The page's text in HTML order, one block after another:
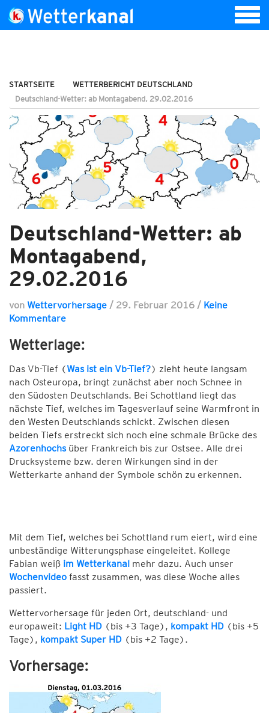
STARTSEITE
WETTERBERICHT DEUTSCHLAND
Deutschland-Wetter: ab Montagabend, 29.02.2016
Deutschland-Wetter: ab
Montagabend,
29.02.2016
von Wettervorhersage / 29. Februar 2016 / Keine
Kommentare
Wetterlage:
Das Vb-Tief (Was ist ein Vb-Tief?) zieht heute langsam
nach Osteuropa, bringt zunächst aber noch Schnee in
den Südosten Deutschlands. Bei Schottland liegt das
nächste Tief, welches im Tagesverlauf seine Warmfront in
den Westen Deutschlands schickt. Zwischen diesen
beiden Tiefs erstreckt sich noch eine schmale Brücke des
Azorenhochsüber Frankreich bis zur Ostsee. Alle drei
Drucksysteme bzw. deren Wirkungen sind in der
Wetterkarte anhand der Symbole schön zu erkennen.
Mit dem Tief, welches bei Schottland rum eiert, wird eine
unbeständige Witterungsphase eingeleitet. Kollege
Fabian weiß im Wetterkanal mehr dazu. Auch unser
Wochenvideo fasst zusammen, was diese Woche alles
passiert.
Wettervorhersage für jeden Ort, deutschland- und
europaweit: Light HD (bis +3 Tage), kompakt HD (bis +5
Tage), kompakt Super HD (bis +2 Tage).
Vorhersage: